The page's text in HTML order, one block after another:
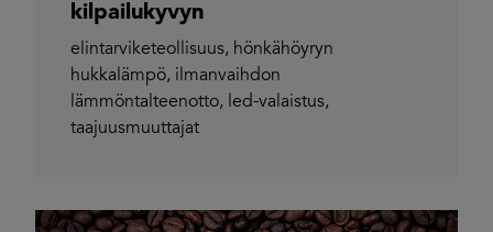
kilpailukyvyn
elintarviketeollisuus, hönkähöyryn
hukkalämpö, ilmanvaihdon
lämmöntalteenotto, led-valaistus,
taajuusmuuttajat